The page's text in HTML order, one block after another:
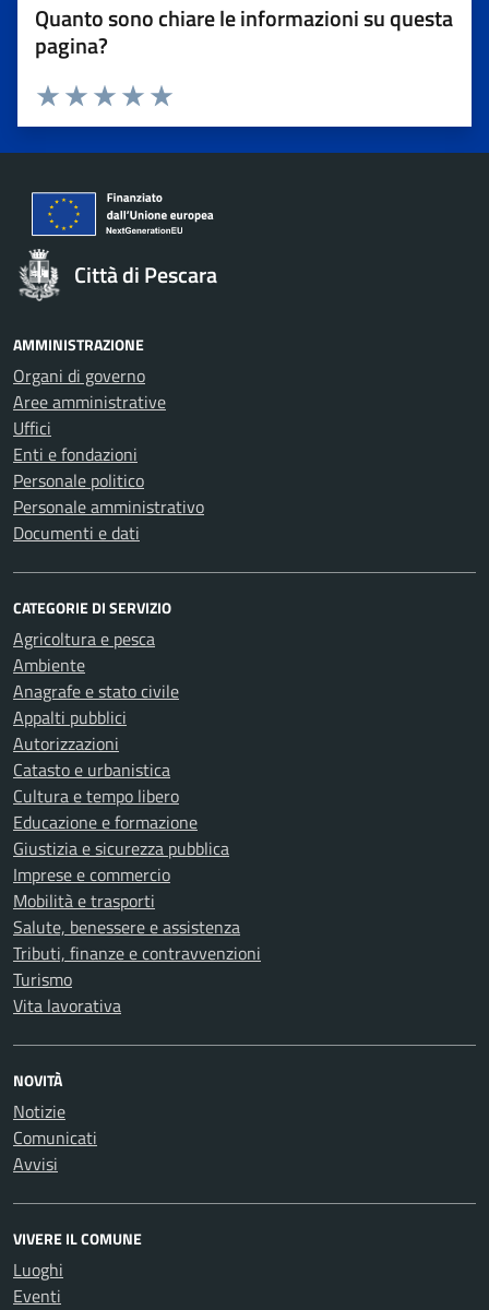
Quanto sono chiare le informazioni su questa
pagina?
Valuta 5 stelle su 5
Valuta 4 stelle su 5
Valuta 3 stelle su 5
Valuta 2 stelle su 5
Valuta 1 stelle su 5
Città di Pescara
AMMINISTRAZIONE
Organi di governo
Aree amministrative
Uffici
Enti e fondazioni
Personale politico
Personale amministrativo
Documenti e dati
CATEGORIE DI SERVIZIO
Agricoltura e pesca
Ambiente
Anagrafe e stato civile
Appalti pubblici
Autorizzazioni
Catasto e urbanistica
Cultura e tempo libero
Educazione e formazione
Giustizia e sicurezza pubblica
Imprese e commercio
Mobilità e trasporti
Salute, benessere e assistenza
Tributi, finanze e contravvenzioni
Turismo
Vita lavorativa
NOVITÀ
Notizie
Comunicati
Avvisi
VIVERE IL COMUNE
Luoghi
Eventi